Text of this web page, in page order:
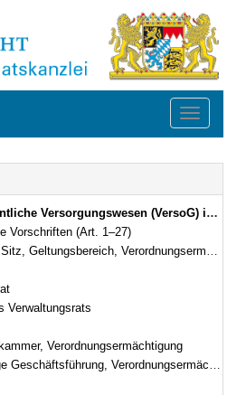
Toggle
der Fassung der Bekanntmachung vom 16. Juni 2008 (GVBl. S. 371) BayRS 763-1-I (Art. 1–57)
Vorschriften (Art. 1–27)
Geltungsbereich, Verordnungsermächtigung
Verwaltungsrats
Verordnungsermächtigung
Verordnungsermächtigung